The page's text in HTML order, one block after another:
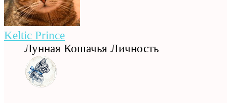
Keltic Prince
Лунная Кошачья Личность